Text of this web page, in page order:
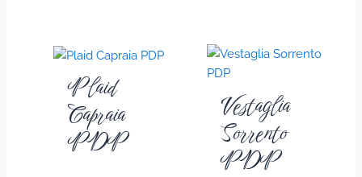
Plaid
Capraia
PDP
Vestaglia
Sorrento
PDP